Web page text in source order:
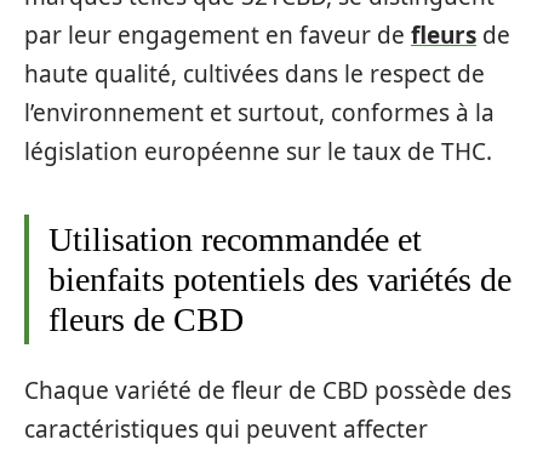
par leur engagement en faveur de fleurs de
haute qualité, cultivées dans le respect de
l’environnement et surtout, conformes à la
législation européenne sur le taux de THC.
Utilisation recommandée et
bienfaits potentiels des variétés de
fleurs de CBD
Chaque variété de fleur de CBD possède des
caractéristiques qui peuvent affecter